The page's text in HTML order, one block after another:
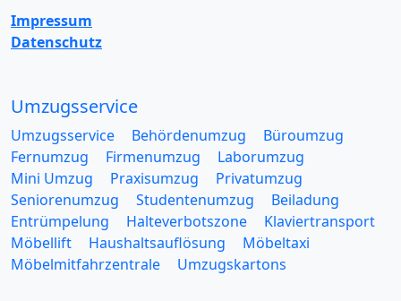
Impressum
Datenschutz
Umzugsservice
Umzugsservice Behördenumzug
Büroumzug
Fernumzug
Firmenumzug
Laborumzug
Mini Umzug
Praxisumzug
Privatumzug
Seniorenumzug
Studentenumzug
Beiladung
Entrümpelung
Halteverbotszone
Klaviertransport
Möbellift
Haushaltsauflösung
Möbeltaxi
Möbelmitfahrzentrale
Umzugskartons